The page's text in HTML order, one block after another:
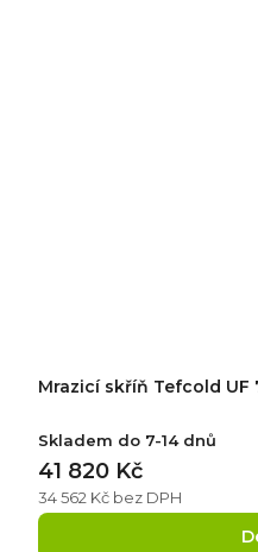
Mrazicí skříň Tefcold UF
Skladem do 7-14 dnů
34 562 Kč bez DPH
41 820 Kč